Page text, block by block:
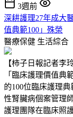
3週前
深耕護理27年成大
值典範100」殊榮
醫療保健 生活綜合
【柿子日報記者李
「臨床護理價值典
的100位臨床護理
性腎臟病個案管理
護理團隊在臨床照